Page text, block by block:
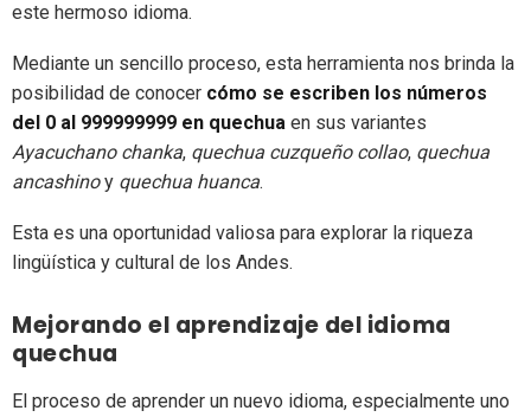
este hermoso idioma.
Mediante un sencillo proceso, esta herramienta nos brinda la
posibilidad de conocer cómo se escriben los números
del 0 al 999999999 en quechua en sus variantes
Ayacuchano chanka, quechua cuzqueño collao, quechua
ancashinoy quechua huanca.
Esta es una oportunidad valiosa para explorar la riqueza
lingüística y cultural de los Andes.
Mejorando el aprendizaje del idioma
quechua
El proceso de aprender un nuevo idioma, especialmente uno